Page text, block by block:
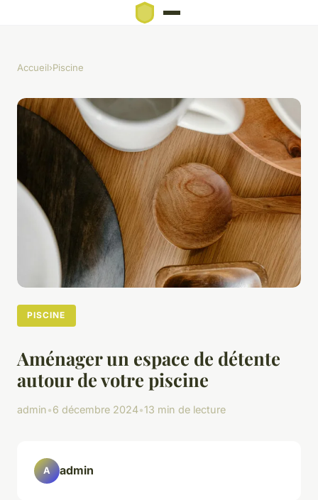
Accueil›Piscine
PISCINE
Aménager un espace de détente
autour de votre piscine
admin•6 décembre 2024•13 min de lecture
A admin